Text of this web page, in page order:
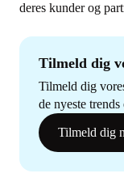
deres kunder og
Tilmeld dig
Tilmeld dig
de nyeste
Tilmeld dig